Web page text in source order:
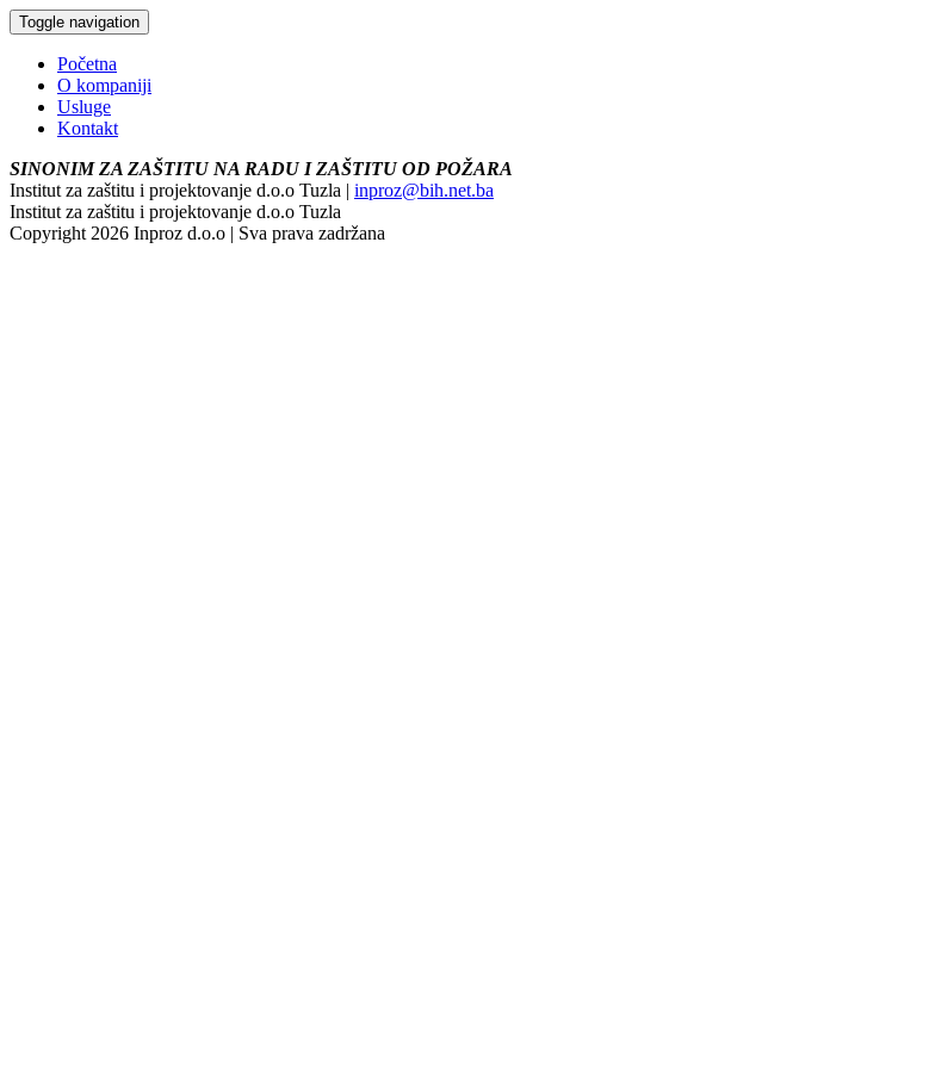
Toggle navigation
Početna
O kompaniji
Usluge
Kontakt
SINONIM ZA ZAŠTITU NA RADU I ZAŠTITU OD POŽARA
Institut za zaštitu i projektovanje d.o.o Tuzla | inproz@bih.net.ba
Institut za zaštitu i projektovanje d.o.o Tuzla
Copyright 2026 Inproz d.o.o | Sva prava zadržana